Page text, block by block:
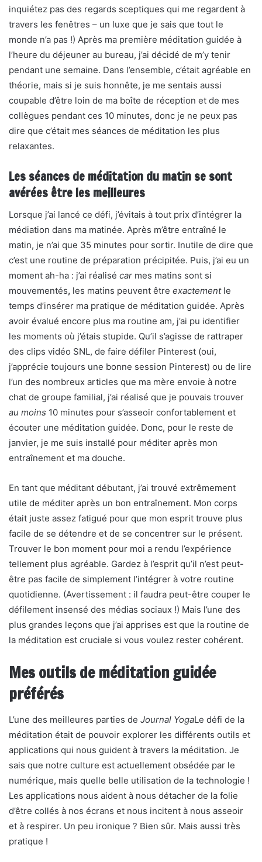
inquiétez pas des regards sceptiques qui me regardent à
travers les fenêtres – un luxe que je sais que tout le
monde n’a pas !) Après ma première méditation guidée à
l’heure du déjeuner au bureau, j’ai décidé de m’y tenir
pendant une semaine. Dans l’ensemble, c’était agréable en
théorie, mais si je suis honnête, je me sentais aussi
coupable d’être loin de ma boîte de réception et de mes
collègues pendant ces 10 minutes, donc je ne peux pas
dire que c’était mes séances de méditation les plus
relaxantes.
Les séances de méditation du matin se sont
avérées être les meilleures
Lorsque j’ai lancé ce défi, j’évitais à tout prix d’intégrer la
médiation dans ma matinée. Après m’être entraîné le
matin, je n’ai que 35 minutes pour sortir. Inutile de dire que
c’est une routine de préparation précipitée. Puis, j’ai eu un
moment ah-ha : j’ai réalisé car mes matins sont si
mouvementés, les matins peuvent être exactementle
temps d’insérer ma pratique de méditation guidée. Après
avoir évalué encore plus ma routine am, j’ai pu identifier
les moments où j’étais stupide. Qu’il s’agisse de rattraper
des clips vidéo SNL, de faire défiler Pinterest (oui,
j’apprécie toujours une bonne session Pinterest) ou de lire
l’un des nombreux articles que ma mère envoie à notre
chat de groupe familial, j’ai réalisé que je pouvais trouver
au moins 10 minutes pour s’asseoir confortablement et
écouter une méditation guidée. Donc, pour le reste de
janvier, je me suis installé pour méditer après mon
entraînement et ma douche.
En tant que méditant débutant, j’ai trouvé extrêmement
utile de méditer après un bon entraînement. Mon corps
était juste assez fatigué pour que mon esprit trouve plus
facile de se détendre et de se concentrer sur le présent.
Trouver le bon moment pour moi a rendu l’expérience
tellement plus agréable. Gardez à l’esprit qu’il n’est peut-
être pas facile de simplement l’intégrer à votre routine
quotidienne. (Avertissement : il faudra peut-être couper le
défilement insensé des médias sociaux !) Mais l’une des
plus grandes leçons que j’ai apprises est que la routine de
la méditation est cruciale si vous voulez rester cohérent.
Mes outils de méditation guidée
préférés
L’une des meilleures parties de Journal YogaLe défi de la
méditation était de pouvoir explorer les différents outils et
applications qui nous guident à travers la méditation. Je
sais que notre culture est actuellement obsédée par le
numérique, mais quelle belle utilisation de la technologie !
Les applications nous aident à nous détacher de la folie
d’être collés à nos écrans et nous incitent à nous asseoir
et à respirer. Un peu ironique ? Bien sûr. Mais aussi très
pratique !